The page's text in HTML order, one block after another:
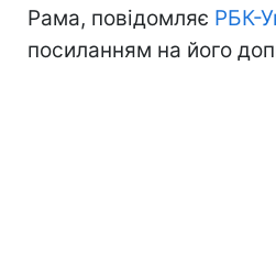
Рама, повідомляє РБК-
посиланням на його